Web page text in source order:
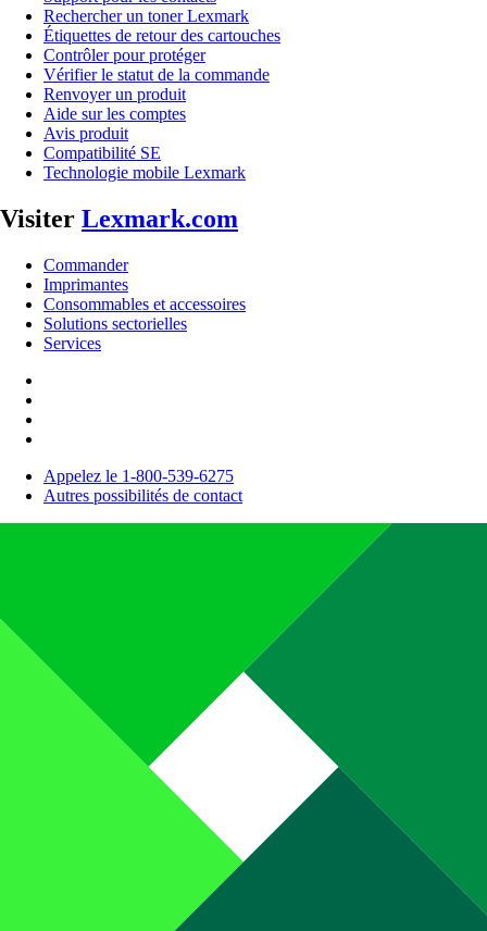
Rechercher un toner Lexmark
Étiquettes de retour des cartouches
Contrôler pour protéger
Vérifier le statut de la commande
Renvoyer un produit
Aide sur les comptes
Avis produit
Compatibilité SE
Technologie mobile Lexmark
Visiter Lexmark.com
Commander
Imprimantes
Consommables et accessoires
Solutions sectorielles
Services
Appelez le 1-800-539-6275
Autres possibilités de contact